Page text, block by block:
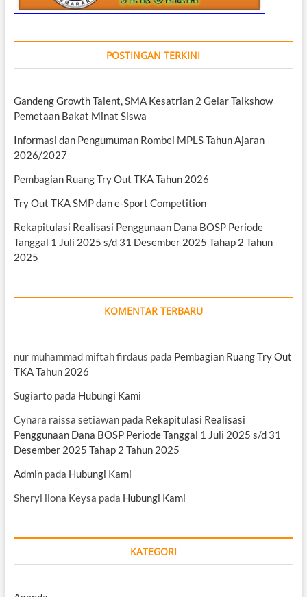
POSTINGAN TERKINI
Gandeng Growth Talent, SMA Kesatrian 2 Gelar Talkshow
Pemetaan Bakat Minat Siswa
Informasi dan Pengumuman Rombel MPLS Tahun Ajaran
2026/2027
Pembagian Ruang Try Out TKA Tahun 2026
Try Out TKA SMP dan e-Sport Competition
Rekapitulasi Realisasi Penggunaan Dana BOSP Periode
Tanggal 1 Juli 2025 s/d 31 Desember 2025 Tahap 2 Tahun
2025
KOMENTAR TERBARU
nur muhammad miftah firdaus pada Pembagian Ruang Try Out
TKA Tahun 2026
Sugiartopada Hubungi Kami
Cynara raissa setiawanpada Rekapitulasi Realisasi
Penggunaan Dana BOSP Periode Tanggal 1 Juli 2025 s/d 31
Desember 2025 Tahap 2 Tahun 2025
Adminpada Hubungi Kami
Sheryl ilona Keysa pada Hubungi Kami
KATEGORI